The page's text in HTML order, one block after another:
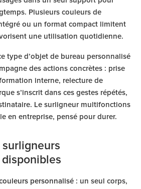
Plusieurs couleurs de
ou un format compact limitent
une utilisation quotidienne.
type d’objet de bureau personnalisé
des actions concrètes : prise
interne, relecture de
s’inscrit dans ces gestes répétés,
Le surligneur multifonctions
en entreprise, pensé pour durer.
surligneurs
personnalisé : un seul corps,